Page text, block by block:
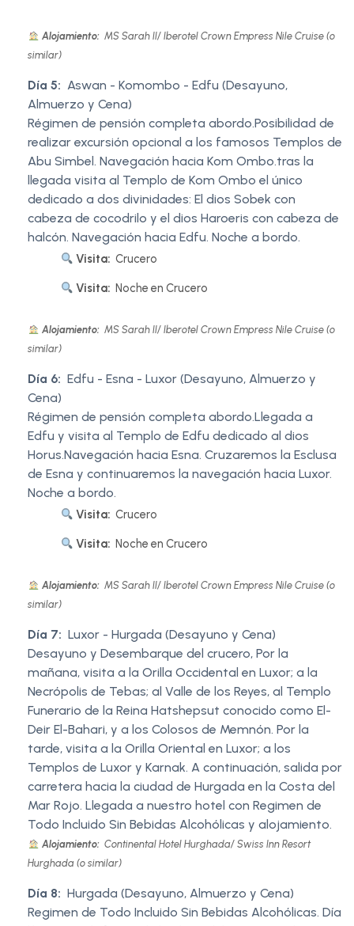
Alojamiento: MS Sarah II/ Iberotel Crown Empress Nile Cruise (o
similar)
Día 5: Aswan - Komombo - Edfu (Desayuno,
Almuerzo y Cena)
Régimen de pensión completa abordo.Posibilidad de
realizar excursión opcional a los famosos Templos de
Abu Simbel. Navegación hacia Kom Ombo.tras la
llegada visita al Templo de Kom Ombo el único
dedicado a dos divinidades: El dios Sobek con
cabeza de cocodrilo y el dios Haroeris con cabeza de
halcón. Navegación hacia Edfu. Noche a bordo.
Visita: Crucero
Visita: Noche en Crucero
Alojamiento: MS Sarah II/ Iberotel Crown Empress Nile Cruise (o
similar)
Día 6: Edfu - Esna - Luxor (Desayuno, Almuerzo y
Cena)
Régimen de pensión completa abordo.Llegada a
Edfu y visita al Templo de Edfu dedicado al dios
Horus.Navegación hacia Esna. Cruzaremos la Esclusa
de Esna y continuaremos la navegación hacia Luxor.
Noche a bordo.
Visita: Crucero
Visita: Noche en Crucero
Alojamiento: MS Sarah II/ Iberotel Crown Empress Nile Cruise (o
similar)
Día 7: Luxor - Hurgada (Desayuno y Cena)
Desayuno y Desembarque del crucero, Por la
mañana, visita a la Orilla Occidental en Luxor; a la
Necrópolis de Tebas; al Valle de los Reyes, al Templo
Funerario de la Reina Hatshepsut conocido como El-
Deir El-Bahari, y a los Colosos de Memnón. Por la
tarde, visita a la Orilla Oriental en Luxor; a los
Templos de Luxor y Karnak. A continuación, salida por
carretera hacia la ciudad de Hurgada en la Costa del
Mar Rojo. Llegada a nuestro hotel con Regimen de
Todo Incluido Sin Bebidas Alcohólicas y alojamiento.
Alojamiento: Continental Hotel Hurghada/ Swiss Inn Resort
Hurghada (o similar)
Día 8: Hurgada (Desayuno, Almuerzo y Cena)
Regimen de Todo Incluido Sin Bebidas Alcohólicas. Día